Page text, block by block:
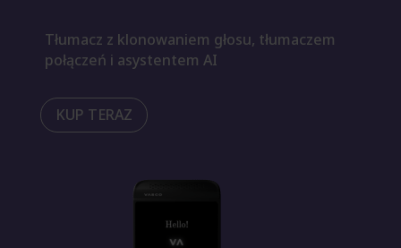
Tłumacz z klonowaniem głosu, tłumaczem
połączeń i asystentem AI
KUP TERAZ